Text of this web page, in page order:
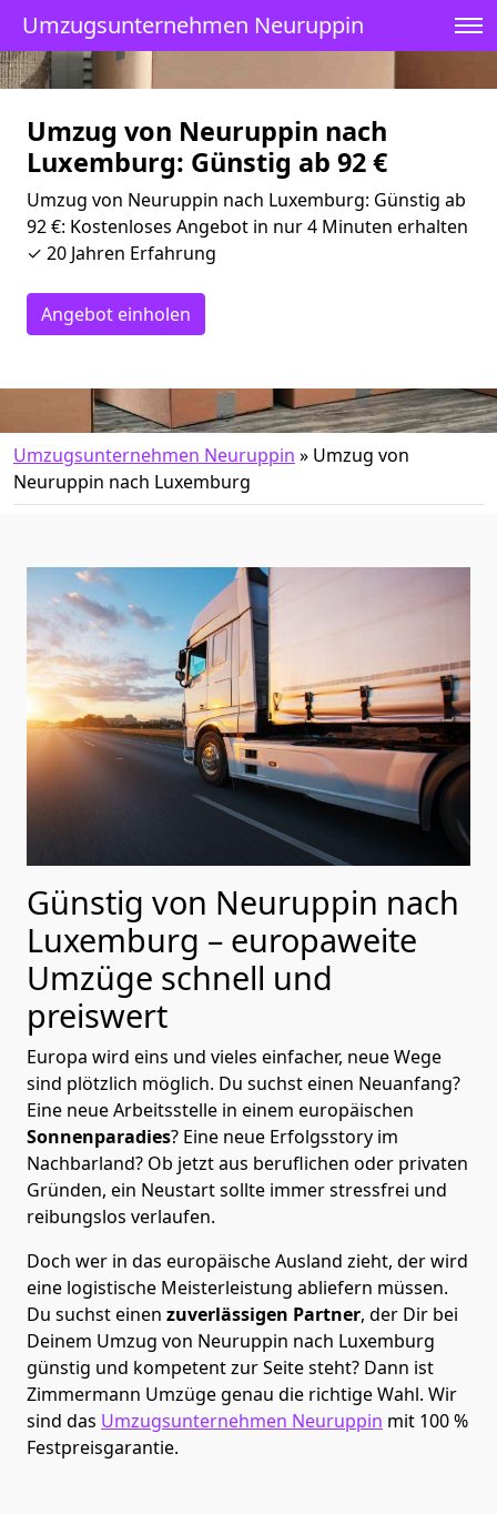
Umzugsunternehmen Neuruppin
Umzug von Neuruppin nach
Luxemburg: Günstig ab 92 €
Umzug von Neuruppin nach Luxemburg: Günstig ab
92 €: Kostenloses Angebot in nur 4 Minuten erhalten
✓ 20 Jahren Erfahrung
Angebot einholen
Umzugsunternehmen Neuruppin » Umzug von
Neuruppin nach Luxemburg
Günstig von Neuruppin nach
Luxemburg – europaweite
Umzüge schnell und
preiswert
Europa wird eins und vieles einfacher, neue Wege
sind plötzlich möglich. Du suchst einen Neuanfang?
Eine neue Arbeitsstelle in einem europäischen
Sonnenparadies? Eine neue Erfolgsstory im
Nachbarland? Ob jetzt aus beruflichen oder privaten
Gründen, ein Neustart sollte immer stressfrei und
reibungslos verlaufen.
Doch wer in das europäische Ausland zieht, der wird
eine logistische Meisterleistung abliefern müssen.
Du suchst einen zuverlässigen Partner, der Dir bei
Deinem Umzug von Neuruppin nach Luxemburg
günstig und kompetent zur Seite steht? Dann ist
Zimmermann Umzügegenau die richtige Wahl. Wir
sind das Umzugsunternehmen Neuruppin mit 100 %
Festpreisgarantie.